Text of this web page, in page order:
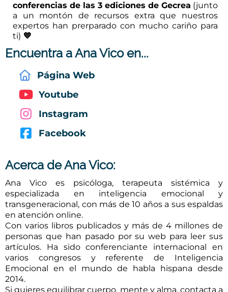
conferencias de las 3 ediciones de Gecrea (junto
a un montón de recursos extra que nuestros
expertos han prerparado con mucho cariño para
ti) 💙
Encuentra a Ana Vico en...
Página Web
Youtube
Instagram
Facebook
Acerca de Ana Vico:
Ana Vico es psicóloga, terapeuta sistémica y
especializada en inteligencia emocional y
transgeneracional, con más de 10 años a sus espaldas
en atención online.
Con varios libros publicados y más de 4 millones de
personas que han pasado por su web para leer sus
artículos. Ha sido conferenciante internacional en
varios congresos y referente de Inteligencia
Emocional en el mundo de habla hispana desde
2014.
Si quieres equilibrar cuerpo, mente y alma, contacta a